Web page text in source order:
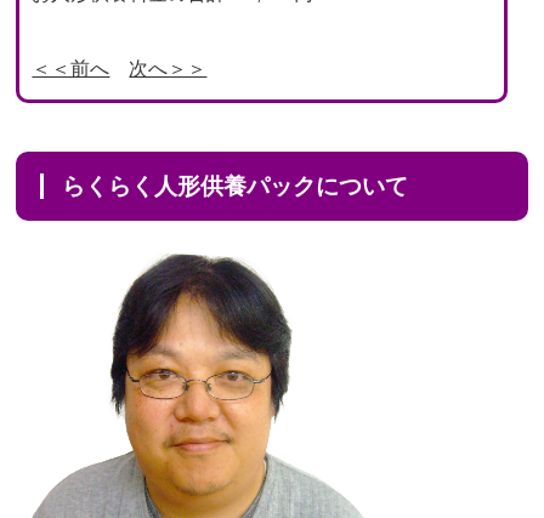
＜＜前へ 次へ＞＞
らくらく人形供養パックについて